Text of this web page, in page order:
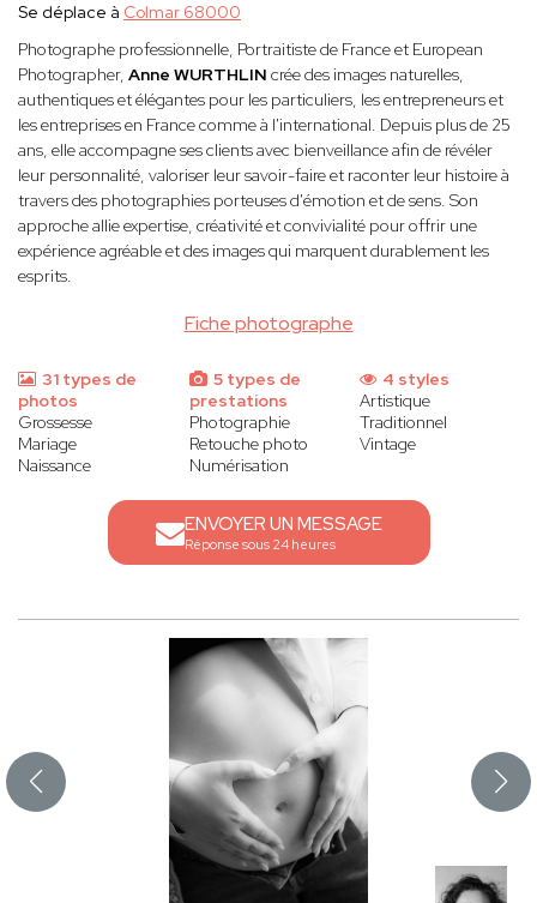
Fiche photographe
Se déplace à Colmar 68000
Photographe professionnelle, Portraitiste de France et European
Photographer, Anne WURTHLIN crée des images naturelles,
authentiques et élégantes pour les particuliers, les entrepreneurs et
les entreprises en France comme à l'international. Depuis plus de 25
ans, elle accompagne ses clients avec bienveillance afin de révéler
leur personnalité, valoriser leur savoir-faire et raconter leur histoire à
travers des photographies porteuses d'émotion et de sens. Son
approche allie expertise, créativité et convivialité pour offrir une
expérience agréable et des images qui marquent durablement les
esprits.
31 types de
photos
Grossesse
Mariage
Naissance
5 types de
prestations
Photographie
Retouche photo
Numérisation
4 styles
Artistique
Traditionnel
Vintage
ENVOYER UN MESSAGE
Réponse sous 24 heures